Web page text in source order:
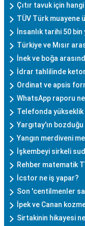
Çıtır tavuk için
TÜV Türk muayene
İnsanlık tarihi 50 bin
Türkiye ve Mısır
İnek ve boğa
İdrar tahlilinde
Ordinat ve apsis
WhatsApp raporu
Telefonda yükseklik
Yargıtay'ın
Yangın merdiveni
İşkembeyi sirkeli
Rehber matematik
İcstor ne iş yapar?
Son 'centilmenler
İpek ve Canan
Sirtakinin hikayesi